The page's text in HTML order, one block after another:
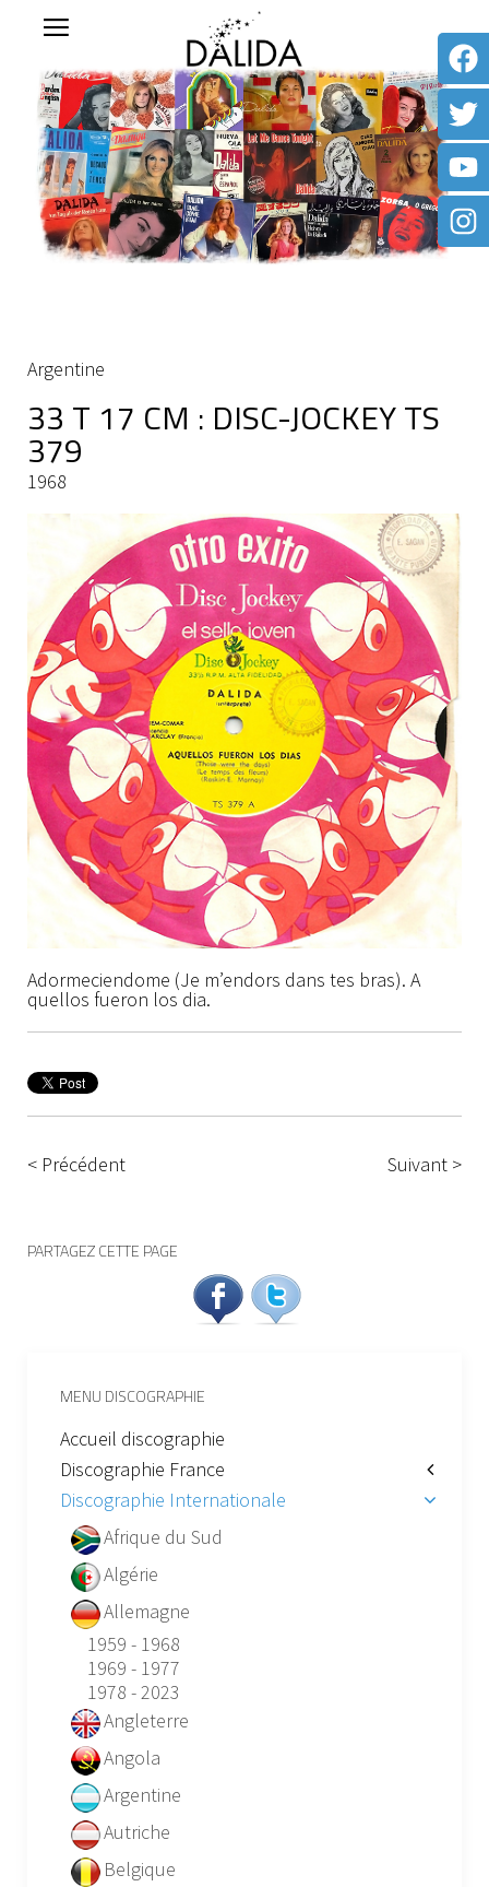
Argentine
33 T 17 CM : DISC-JOCKEY TS
379
1968
Adormeciendome (Je m’endors dans tes bras). A
quellos fueron los dia.
< Précédent Suivant >
PARTAGEZ CETTE PAGE
MENU DISCOGRAPHIE
Accueil discographie
Discographie France
Discographie Internationale
Afrique du Sud
Algérie
Allemagne
1959 - 1968
1969 - 1977
1978 - 2023
Angleterre
Angola
Argentine
Autriche
Belgique